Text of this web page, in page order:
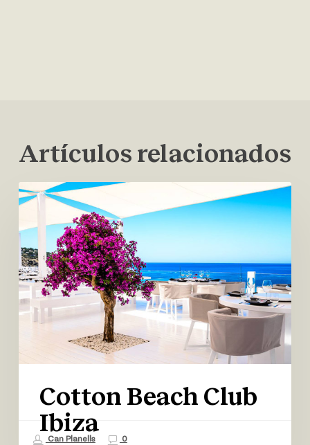
Artículos relacionados
Cotton
Beach
Club
Ibiza
Cotton Beach Club
Ibiza
Can Planells 0